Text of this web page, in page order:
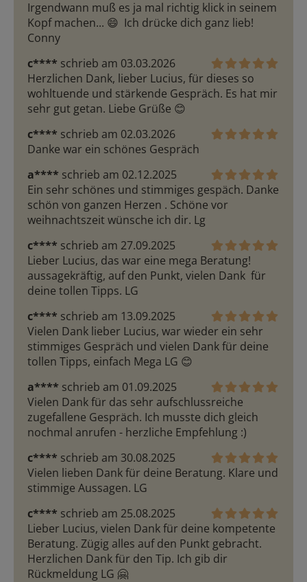
Irgendwann muß es ja mal richtig klick in seinem
Kopf machen... 😄  Ich drücke dich ganz lieb!
Conny
c**** schrieb am 03.03.2026
Herzlichen Dank, lieber Lucius, für dieses so
wohltuende und stärkende Gespräch. Es hat mir
sehr gut getan. Liebe Grüße 😊
c**** schrieb am 02.03.2026
Danke war ein schönes Gespräch
a**** schrieb am 02.12.2025
Ein sehr schönes und stimmiges gespäch. Danke
schön von ganzen Herzen . Schöne vor
weihnachtszeit wünsche ich dir. Lg
c**** schrieb am 27.09.2025
Lieber Lucius, das war eine mega Beratung!
aussagekräftig, auf den Punkt, vielen Dank  für
deine tollen Tipps. LG
c**** schrieb am 13.09.2025
Vielen Dank lieber Lucius, war wieder ein sehr
stimmiges Gespräch und vielen Dank für deine
tollen Tipps, einfach Mega LG 😊
a**** schrieb am 01.09.2025
Vielen Dank für das sehr aufschlussreiche
zugefallene Gespräch. Ich musste dich gleich
nochmal anrufen - herzliche Empfehlung :)
c**** schrieb am 30.08.2025
Vielen lieben Dank für deine Beratung. Klare und
stimmige Aussagen. LG
c**** schrieb am 25.08.2025
Lieber Lucius, vielen Dank für deine kompetente
Beratung. Zügig alles auf den Punkt gebracht.
Herzlichen Dank für den Tip. Ich gib dir
Rückmeldung LG 🤗